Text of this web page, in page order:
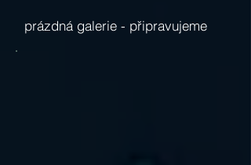
prázdná galerie - připravujeme